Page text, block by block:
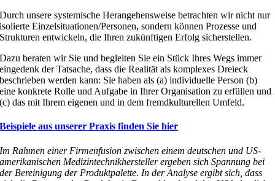
Durch unsere systemische Herangehensweise betrachten wir nicht nur
isolierte Einzelsituationen/Personen, sondern können Prozesse und
Strukturen entwickeln, die Ihren zukünftigen Erfolg sicherstellen.
Dazu beraten wir Sie und begleiten Sie ein Stück Ihres Wegs immer
eingedenk der Tatsache, dass die Realität als komplexes Dreieck
beschrieben werden kann: Sie haben als (a) individuelle Person (b)
eine konkrete Rolle und Aufgabe in Ihrer Organisation zu erfüllen und
(c) das mit Ihrem eigenen und in dem fremdkulturellen Umfeld.
Beispiele aus unserer Praxis finden Sie hier
Im Rahmen einer Firmenfusion zwischen einem deutschen und US-
amerikanischen Medizintechnikhersteller ergeben sich Spannung bei
der Bereinigung der Produktpalette. In der Analyse ergibt sich, dass